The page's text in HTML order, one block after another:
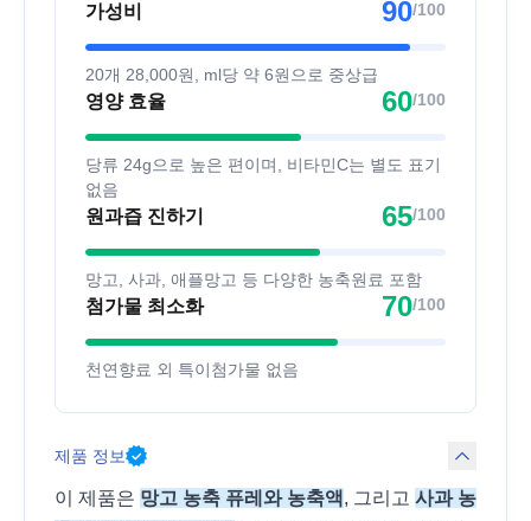
가성비 90/100
20개 28,000원, ml당 약 6원으로 중상급
영양 효율 60/100
당류 24g으로 높은 편이며, 비타민C는 별도 표기
없음
원과즙 진하기 65/100
망고, 사과, 애플망고 등 다양한 농축원료 포함
첨가물 최소화 70/100
천연향료 외 특이첨가물 없음
제품 정보
이 제품은 망고 농축 퓨레와 농축액, 그리고 사과 농